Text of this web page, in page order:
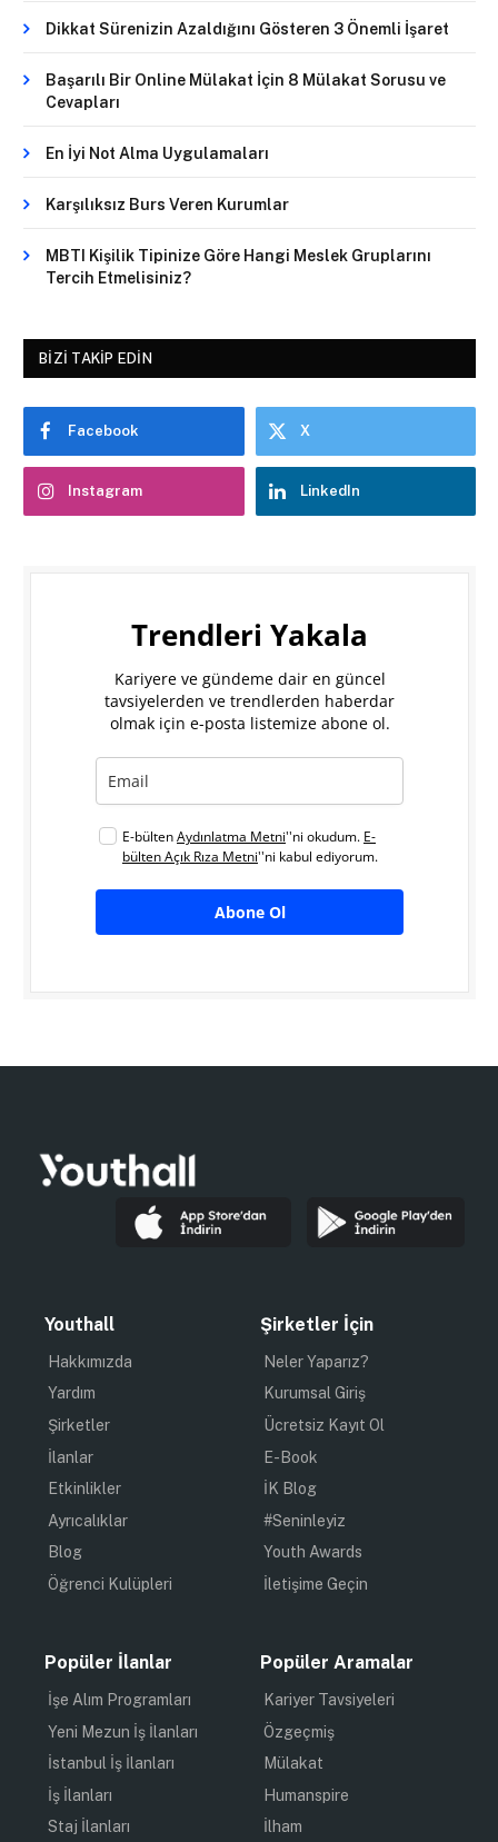
Dikkat Sürenizin Azaldığını Gösteren 3 Önemli İşaret
Başarılı Bir Online Mülakat İçin 8 Mülakat Sorusu ve
Cevapları
En İyi Not Alma Uygulamaları
Karşılıksız Burs Veren Kurumlar
MBTI Kişilik Tipinize Göre Hangi Meslek Gruplarını
Tercih Etmelisiniz?
BIZI TAKIP EDIN
Facebook X
Instagram LinkedIn
Trendleri Yakala
Kariyere ve gündeme dair en güncel
tavsiyelerden ve trendlerden haberdar
olmak için e-posta listemize abone ol.
E-bültenAydınlatma Metni''ni okudum. E-
bülten Açık Rıza Metni''ni kabul ediyorum.
Abone Ol
Youthall
Hakkımızda
Yardım
Şirketler
İlanlar
Etkinlikler
Ayrıcalıklar
Blog
Öğrenci Kulüpleri
Şirketler İçin
Neler Yaparız?
Kurumsal Giriş
Ücretsiz Kayıt Ol
E-Book
İK Blog
#Seninleyiz
Youth Awards
İletişime Geçin
Popüler İlanlar
İşe Alım Programları
Yeni Mezun İş İlanları
İstanbul İş İlanları
İş İlanları
Staj İlanları
Popüler Aramalar
Kariyer Tavsiyeleri
Özgeçmiş
Mülakat
Humanspire
İlham